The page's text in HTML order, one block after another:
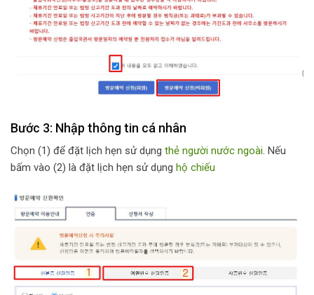
Bước 3: Nhập thông tin cá nhân
Chọn (1) để đặt lịch hẹn sử dụng thẻ người nước ngoài. Nếu
bấm vào (2) là đặt lịch hẹn sử dụng hộ chiếu